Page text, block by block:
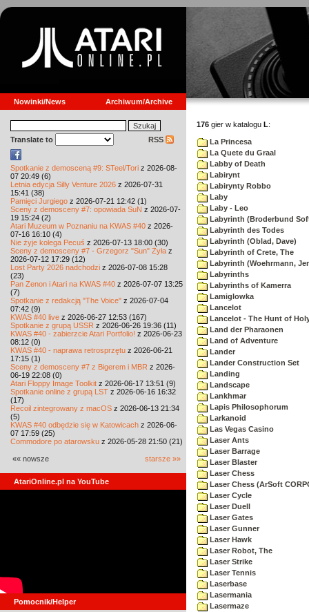
Nowinki/News Archiwum/Archive
Translate to RSS
Spotkanie z demosceną #9: STeel/Tori z 2026-08-
07 20:49 (6)
Letnia edycja Silly Venture 2026 z 2026-07-31
15:41 (38)
Pamięci Jurgiego z 2026-07-21 12:42 (1)
Sceny z demosceny #7: opowiada SuN z 2026-07-
19 15:24 (2)
Atari Muzeum w Poznaniu na KWAS #40 z 2026-
07-16 16:10 (4)
Nie żyje kolega Pecuś z 2026-07-13 18:00 (30)
Sceny z demosceny #7 - Grzegorz "Sun" Żyła z
2026-07-12 17:29 (12)
Lost Party 2026 nadchodzi z 2026-07-08 15:28
(23)
Pan Zenon i Atari na KWAS #40 z 2026-07-07 13:25
(7)
Spotkanie z redakcją "The Voice" z 2026-07-04
07:42 (9)
KWAS #40 live z 2026-06-27 12:53 (167)
Spotkanie z grupą USSR z 2026-06-26 19:36 (11)
KWAS #40 - zabierzcie Atari Portfolio! z 2026-06-23
08:12 (0)
KWAS #40 - naprawa retrosprzętu z 2026-06-21
17:15 (1)
Sceny z demosceny #7 z Bigerem i MBR z 2026-
06-19 22:08 (0)
Atari Floppy Image Toolkit z 2026-06-17 13:51 (9)
Spotkanie online z grupą LST z 2026-06-16 16:32
(17)
Recoil zintegrowany z macOS z 2026-06-13 21:34
(5)
KWAS #40 odbędzie się w Katowicach z 2026-06-
07 17:59 (25)
Commodore po atarowsku z 2026-05-28 21:50 (21)
«« nowsze starsze »»
AtariOnline.pl na YouTube
Pomocnik/Helper
176 gier w katalogu L:
La Princesa
La Quete du Graal
Labby of Death
Labirynt
Labirynty Robbo
Laby
Laby - Leo
Labyrinth (Broderbund
Labyrinth des Todes
Labyrinth (Oblad, Dave)
Labyrinth of Crete, The
Labyrinth (Woehrmann,
Labyrinths
Labyrinths of Kamerra
Lamiglowka
Lancelot
Lancelot - The Hunt of
Land der Pharaonen
Land of Adventure
Lander
Lander Construction Set
Landing
Landscape
Lankhmar
Lapis Philosophorum
Larkanoid
Las Vegas Casino
Laser Ants
Laser Barrage
Laser Blaster
Laser Chess
Laser Chess (ArSoft
Laser Cycle
Laser Duell
Laser Gates
Laser Gunner
Laser Hawk
Laser Robot, The
Laser Strike
Laser Tennis
Laserbase
Lasermania
Lasermaze